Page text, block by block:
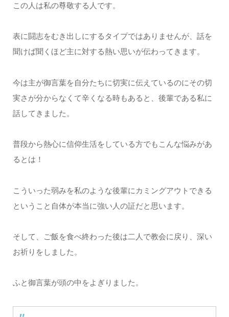
この人は私の尊敬する人です。
表に闘志をむき出しにするタイプではありませんが、話を
聞けば聞くほど主に対する熱い思いが伝わってきます。
今は主が御言葉を自分たちに切実に伝えているのにその切
実さが分からなくて辛くなる時もあると、後輩である私に
話してきました。
普段から熱心に信仰生活をしている方でもこんな悩みがあ
るとは！
こういった弱みを私のような後輩にカミングアウトできる
ということ自体が本当に強い人の証だと思います。
そして、ご飯を食べ終わった後は二人で教会に戻り、深い
お祈りをしました。
ふと御言葉が頭の中をよぎりました。